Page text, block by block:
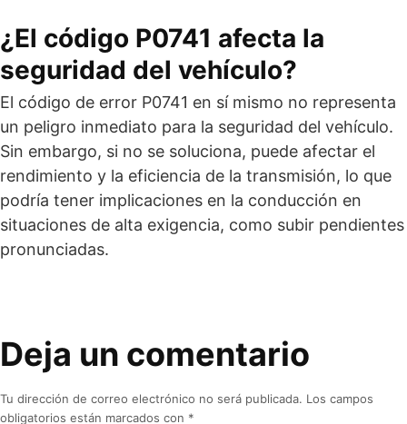
¿El código P0741 afecta la
seguridad del vehículo?
El código de error P0741 en sí mismo no representa
un peligro inmediato para la seguridad del vehículo.
Sin embargo, si no se soluciona, puede afectar el
rendimiento y la eficiencia de la transmisión, lo que
podría tener implicaciones en la conducción en
situaciones de alta exigencia, como subir pendientes
pronunciadas.
Deja un comentario
Tu dirección de correo electrónico no será publicada. Los campos
obligatorios están marcados con *